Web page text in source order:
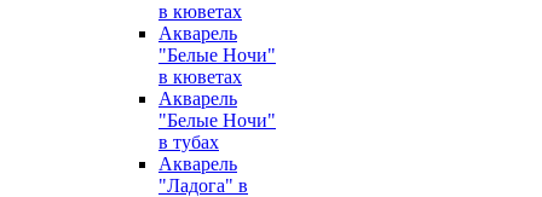
в кюветах
Акварель
"Белые Ночи"
в кюветах
Акварель
"Белые Ночи"
в тубах
Акварель
"Ладога" в